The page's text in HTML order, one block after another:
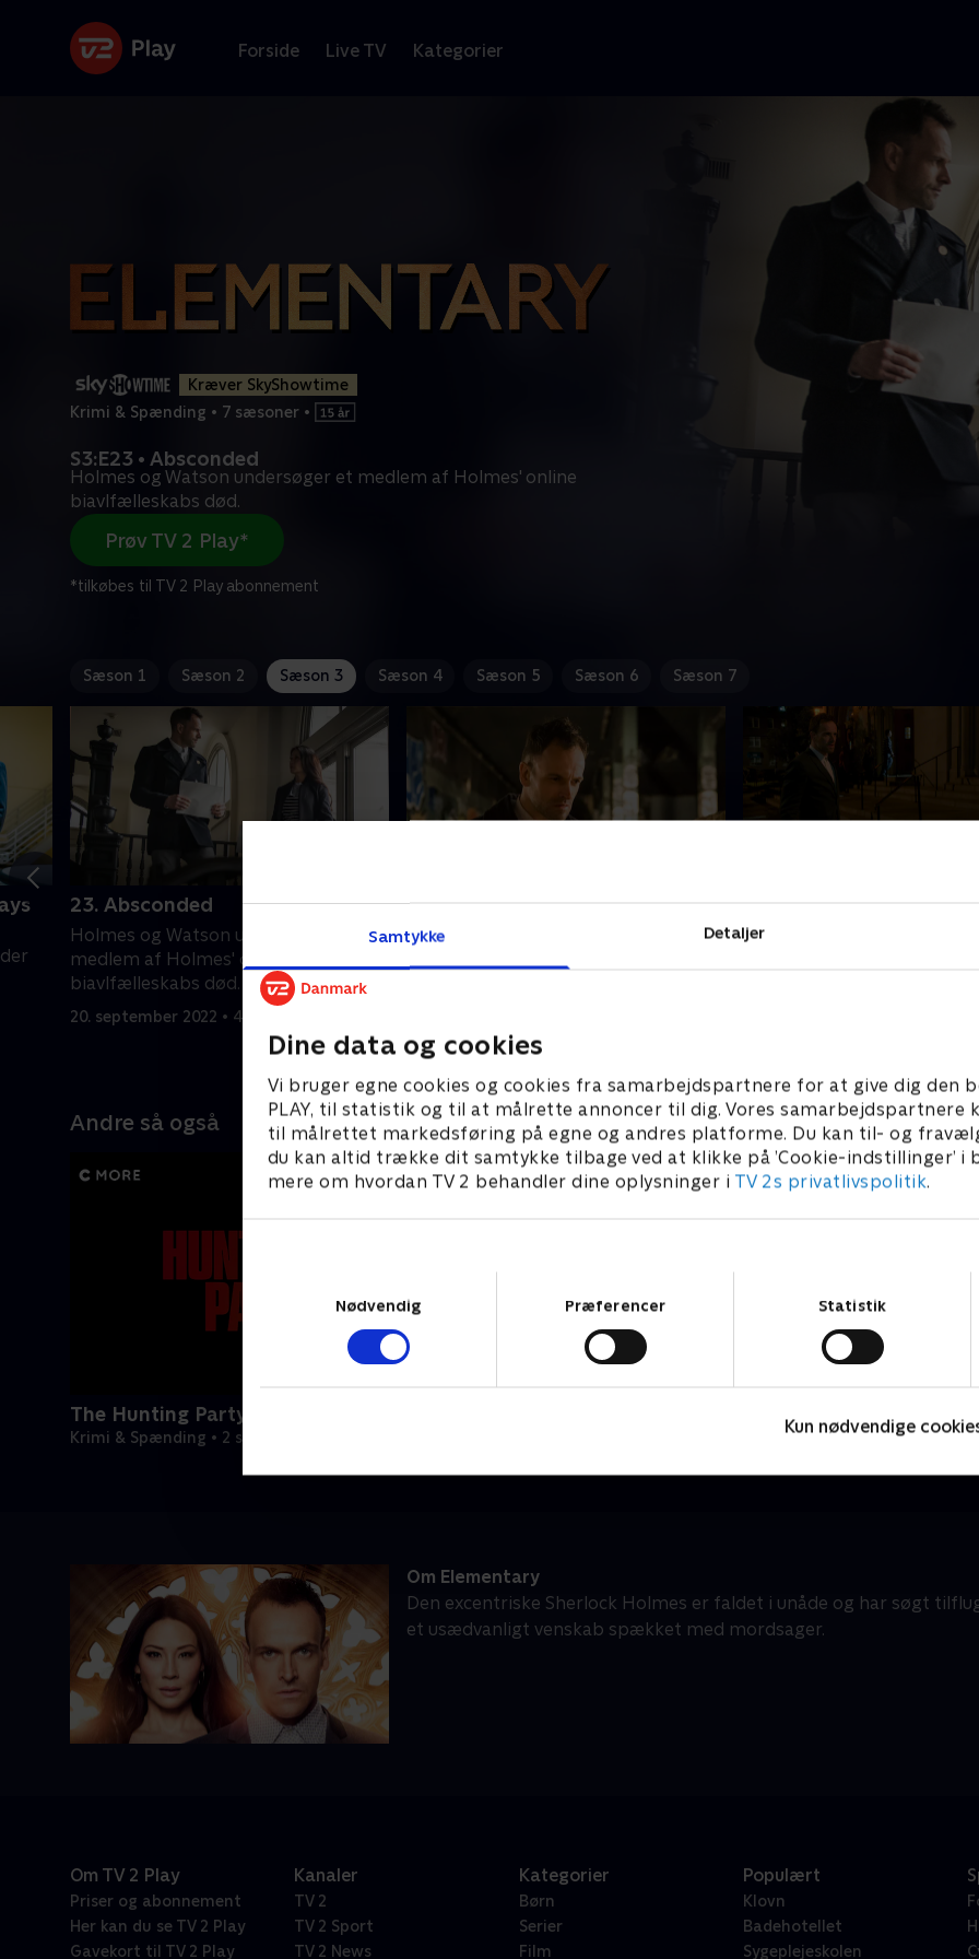
Samtykke Detaljer
Dine data og cookies
Vi bruger egne cookies og cookies fra samarbejdspartnere for at give dig den
PLAY, til statistik og til at målrette annoncer til dig. Vores samarbejdspartnere
til målrettet markedsføring på egne og andres platforme. Du kan til- og
du kan altid trække dit samtykke tilbage ved at klikke på ’Cookie-indstillinger’ i
mere om hvordan TV 2 behandler dine oplysninger i TV 2s privatlivspolitik.
Nødvendig
Præferencer Statistik
Kun nødvendige
Forside Live TV Kategorier
Kræver SkyShowtime
Krimi & Spænding • 7 sæsoner •
S3:E23 • Absconded
Holmes og Watson undersøger et medlem af Holmes' online
biavlfælleskabs død.
Prøv TV 2 Play*
*tilkøbes til TV 2 Play abonnement
Sæson 1 Sæson 2 Sæson 3 Sæson 4 Sæson 5 Sæson 6 Sæson 7
23. Absconded
Holmes og Watson undersøger et
medlem af Holmes' online
biavlfælleskabs død.
20. september 2022 • 41 min
24. A Controlled Descent
Holmes' tidligere sponsor forsvinder.
Holmes' fremmedgjorte far
Andre så også
The Hunting Party
Krimi & Spænding • 2 sæsoner
Om Elementary
Den excentriske Sherlock Holmes er faldet i unåde og har søgt
et usædvanligt venskab spækket med mordsager.
Om TV 2 Play
Priser og abonnement
Her kan du se TV 2 Play
Gavekort til TV 2 Play
Kanaler
TV 2
TV 2 Sport
TV 2 News
Kategorier
Børn
Serier
Film
Populært
Klovn
Badehotellet
Sygeplejeskolen